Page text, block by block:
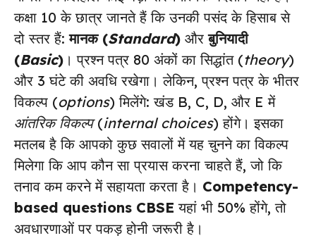
कक्षा 10 के छात्र जानते हैं कि उनकी पसंद के हिसाब से
दो स्तर हैं:मानक (Standard) औरबुनियादी
(Basic) । प्रश्न पत्र 80 अंकों का सिद्धांत (theory)
और 3 घंटे की अवधि रखेगा। लेकिन, प्रश्न पत्र के भीतर
विकल्प (options) मिलेंगे: खंड B, C, D, और E में
आंतरिक विकल्प(internal choices) होंगे। इसका
मतलब है कि आपको कुछ सवालों में यह चुनने का विकल्प
मिलेगा कि आप कौन सा प्रयास करना चाहते हैं, जो कि
तनाव कम करने में सहायता करता है। Competency-
based questions CBSE यहां भी 50% होंगे, तो
अवधारणाओं पर पकड़ होनी जरूरी है।